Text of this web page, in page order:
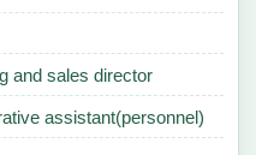
and sales director
assistant(personnel)